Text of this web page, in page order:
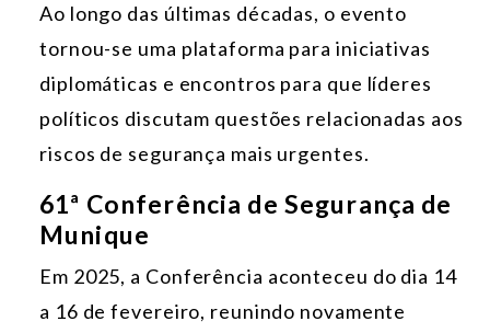
Ao longo das últimas décadas, o evento
tornou-se uma plataforma para iniciativas
diplomáticas e encontros para que líderes
políticos discutam questões relacionadas aos
riscos de segurança mais urgentes.
61ª Conferência de Segurança de
Munique
Em 2025, a Conferência aconteceu do dia 14
a 16 de fevereiro, reunindo novamente